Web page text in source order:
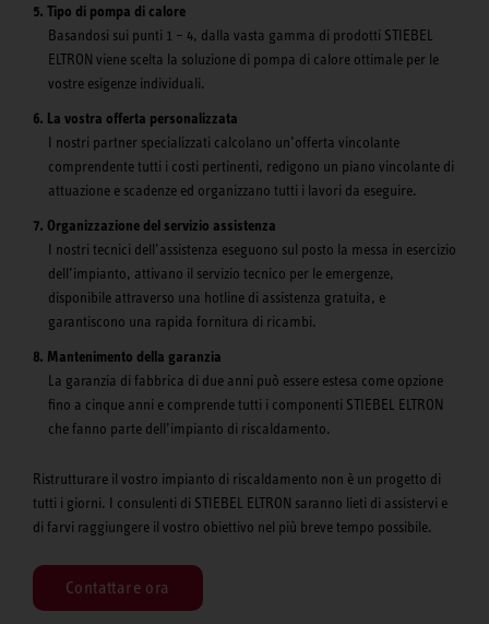
Tipo di pompa di calore
Basandosi sui punti 1 – 4, dalla vasta gamma di prodotti STIEBEL
ELTRON viene scelta la soluzione di pompa di calore ottimale per le
vostre esigenze individuali.
La vostra offerta personalizzata
I nostri partner specializzati calcolano un’offerta vincolante
comprendente tutti i costi pertinenti, redigono un piano vincolante di
attuazione e scadenze ed organizzano tutti i lavori da eseguire.
Organizzazione del servizio assistenza
I nostri tecnici dell’assistenza eseguono sul posto la messa in esercizio
dell’impianto, attivano il servizio tecnico per le emergenze,
disponibile attraverso una hotline di assistenza gratuita, e
garantiscono una rapida fornitura di ricambi.
Mantenimento della garanzia
La garanzia di fabbrica di due anni può essere estesa come opzione
fino a cinque anni e comprende tutti i componenti STIEBEL ELTRON
che fanno parte dell’impianto di riscaldamento.
Ristrutturare il vostro impianto di riscaldamento non è un progetto di
tutti i giorni. I consulenti di STIEBEL ELTRON saranno lieti di assistervi e
di farvi raggiungere il vostro obiettivo nel più breve tempo possibile.
Contattare ora